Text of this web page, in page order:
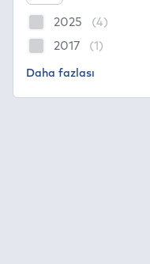
2025
(4)
2017
(1)